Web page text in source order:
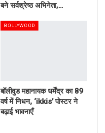
बने सर्वश्रेष्ठ अभिनेता,…
BOLLYWOOD
बॉलीवुड महानायक धर्मेंद्र का 89
वर्ष में निधन, ‘ikkis’ पोस्टर ने
बढ़ाई भावनाएँ